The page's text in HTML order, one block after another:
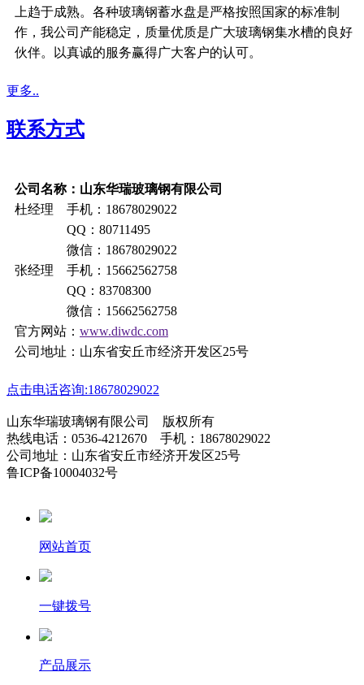
上趋于成熟。各种玻璃钢蓄水盘是严格按照国家的标准制
作，我公司产能稳定，质量优质是广大玻璃钢集水槽的良好
伙伴。以真诚的服务赢得广大客户的认可。
更多..
联系方式
公司名称：山东华瑞玻璃钢有限公司
杜经理 手机：18678029022
QQ：80711495
微信：18678029022
张经理 手机：15662562758
QQ：83708300
微信：15662562758
官方网站： www.diwdc.com
公司地址：山东省安丘市经济开发区25号
点击电话咨询:18678029022
山东华瑞玻璃钢有限公司 版权所有
热线电话：0536-4212670 手机：18678029022
公司地址：山东省安丘市经济开发区25号
鲁ICP备10004032号
网站首页
一键拨号
产品展示